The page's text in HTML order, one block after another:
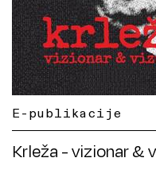
E-publikacije
Krleža - vizionar &